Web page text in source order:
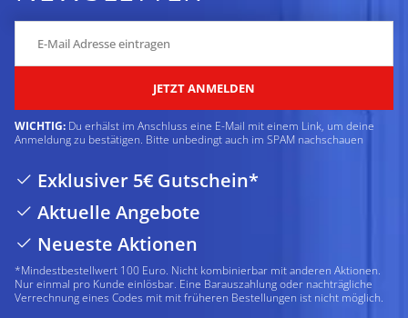
JETZT ANMELDEN
WICHTIG: Du erhälst im Anschluss eine E-Mail mit einem Link, um deine
Anmeldung zu bestätigen. Bitte unbedingt auch im SPAM nachschauen
Exklusiver 5€ Gutschein*
Aktuelle Angebote
Neueste Aktionen
*Mindestbestellwert 100 Euro. Nicht kombinierbar mit anderen Aktionen.
Nur einmal pro Kunde einlösbar. Eine Barauszahlung oder nachträgliche
Verrechnung eines Codes mit mit früheren Bestellungen ist nicht möglich.